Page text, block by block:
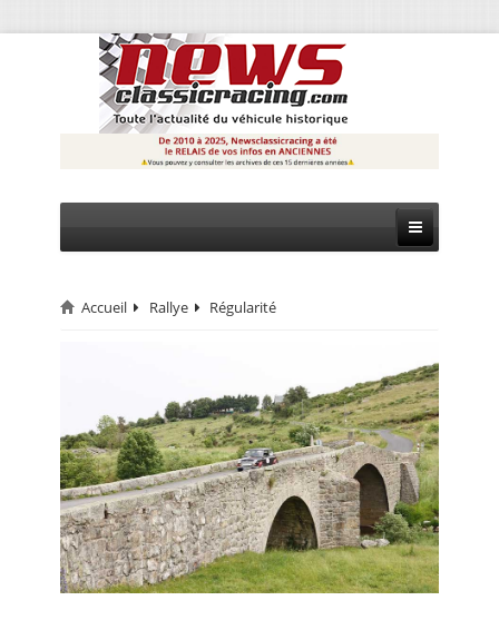
CIRCUIT
MONTAGNE
EVÈNEMENTS
CALENDRIER
FOCUS
Accueil Rallye Régularité